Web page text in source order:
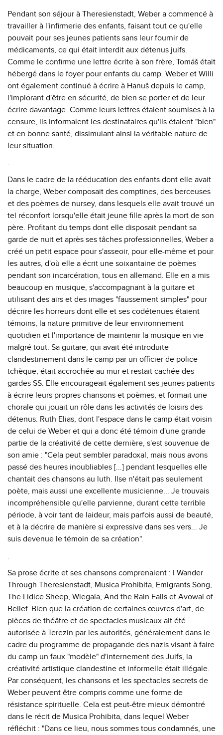
Pendant son séjour à Theresienstadt, Weber a commencé à
travailler à l'infirmerie des enfants, faisant tout ce qu'elle
pouvait pour ses jeunes patients sans leur fournir de
médicaments, ce qui était interdit aux détenus juifs.
Comme le confirme une lettre écrite à son frère, Tomáš était
hébergé dans le foyer pour enfants du camp. Weber et Willi
ont également continué à écrire à Hanuš depuis le camp,
l'implorant d'être en sécurité, de bien se porter et de leur
écrire davantage. Comme leurs lettres étaient soumises à la
censure, ils informaient les destinataires qu'ils étaient "bien"
et en bonne santé, dissimulant ainsi la véritable nature de
leur situation.
.
Dans le cadre de la rééducation des enfants dont elle avait
la charge, Weber composait des comptines, des berceuses
et des poèmes de nursey, dans lesquels elle avait trouvé un
tel réconfort lorsqu'elle était jeune fille après la mort de son
père. Profitant du temps dont elle disposait pendant sa
garde de nuit et après ses tâches professionnelles, Weber a
créé un petit espace pour s'asseoir, pour elle-même et pour
les autres, d'où elle a écrit une soixantaine de poèmes
pendant son incarcération, tous en allemand. Elle en a mis
beaucoup en musique, s'accompagnant à la guitare et
utilisant des airs et des images "faussement simples" pour
décrire les horreurs dont elle et ses codétenues étaient
témoins, la nature primitive de leur environnement
quotidien et l'importance de maintenir la musique en vie
malgré tout. Sa guitare, qui avait été introduite
clandestinement dans le camp par un officier de police
tchèque, était accrochée au mur et restait cachée des
gardes SS. Elle encourageait également ses jeunes patients
à écrire leurs propres chansons et poèmes, et formait une
chorale qui jouait un rôle dans les activités de loisirs des
détenus. Ruth Elias, dont l'espace dans le camp était voisin
de celui de Weber et qui a donc été témoin d'une grande
partie de la créativité de cette dernière, s'est souvenue de
son amie : "Cela peut sembler paradoxal, mais nous avons
passé des heures inoubliables [...] pendant lesquelles elle
chantait des chansons au luth. Ilse n'était pas seulement
poète, mais aussi une excellente musicienne... Je trouvais
incompréhensible qu'elle parvienne, durant cette terrible
période, à voir tant de laideur, mais parfois aussi de beauté,
et à la décrire de manière si expressive dans ses vers... Je
suis devenue le témoin de sa création".
.
Sa prose écrite et ses chansons comprenaient : I Wander
Through Theresienstadt, Musica Prohibita, Emigrants Song,
The Lidice Sheep, Wiegala, And the Rain Falls et Avowal of
Belief. Bien que la création de certaines œuvres d'art, de
pièces de théâtre et de spectacles musicaux ait été
autorisée à Terezin par les autorités, généralement dans le
cadre du programme de propagande des nazis visant à faire
du camp un faux "modèle" d'internement des Juifs, la
créativité artistique clandestine et informelle était illégale.
Par conséquent, les chansons et les spectacles secrets de
Weber peuvent être compris comme une forme de
résistance spirituelle. Cela est peut-être mieux démontré
dans le récit de Musica Prohibita, dans lequel Weber
réfléchit : "Dans ce lieu, nous sommes tous condamnés, une